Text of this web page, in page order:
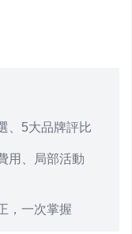
、5大品牌評比
用、局部活動
，一次掌握